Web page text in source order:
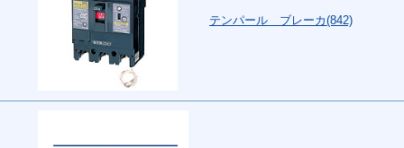
テンパール ブレーカ(842)